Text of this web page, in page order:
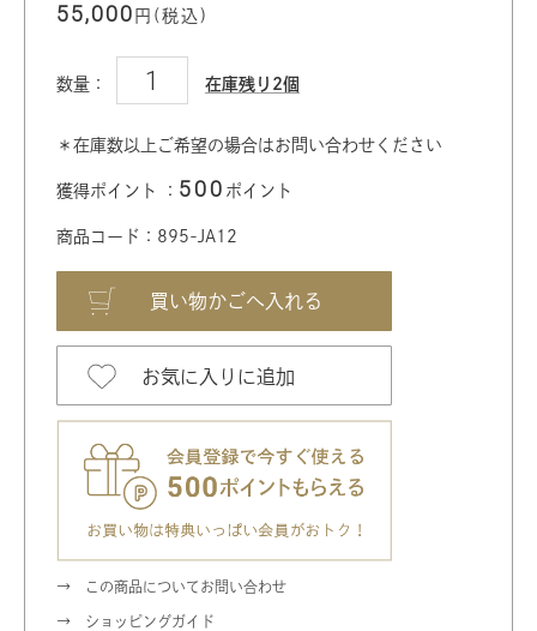
55,000 円(税込)
数量： 在庫残り2個
＊在庫数以上ご希望の場合はお問い合わせください
獲得ポイント ： 500 ポイント
商品コード：895-JA12
お気に入りに追加
この商品についてお問い合わせ
ショッピングガイド